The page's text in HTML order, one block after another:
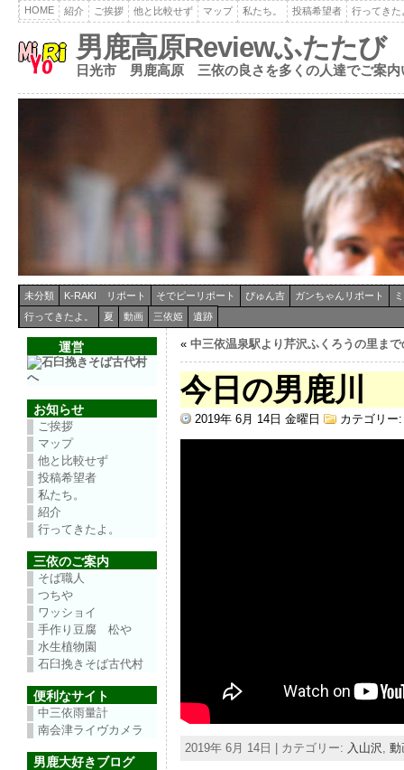
HOME 紹介 ご挨拶 他と比較せず マップ 私たち。 投稿希望者 行ってきた
男鹿高原Reviewふたたび
日光市 男鹿高原 三依の良さを多くの人達でご案
未分類 K-RAKI リポート そでピーリポート ぴゅん吉 ガンちゃんリポート
行ってきたよ。
夏 動画 三依姫 遺跡
運営
お知らせ
ご挨拶
マップ
他と比較せず
投稿希望者
私たち。
紹介
行ってきたよ。
三依のご案内
そば職人
つちや
ワッショイ
手作り豆腐 松や
水生植物園
石臼挽きそば古代村
便利なサイト
中三依雨量計
南会津ライヴカメラ
男鹿大好きブログ
« 中三依温泉駅より芹沢ふくろうの里まで
今日の男鹿川
2019年 6月 14日 金曜日 カテゴリ
2019年 6月 14日 | カテゴリー: 入山沢 動